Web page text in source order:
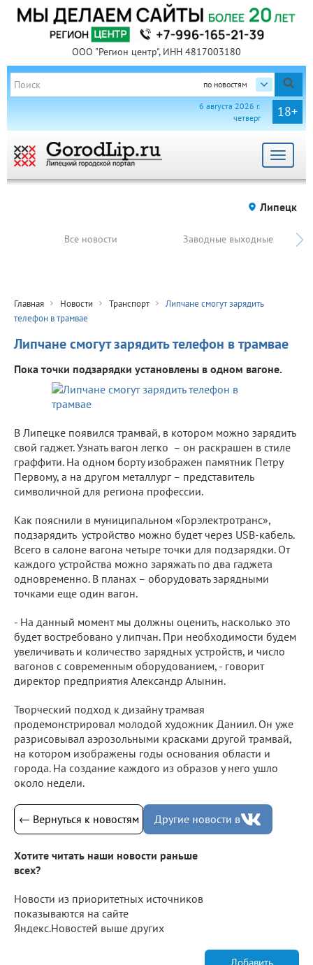
ООО "Регион центр", ИНН 4817003180
по новостям
18+
6 августа 2026 г.
четверг
Toggle
Липецк
Все новости Заводные выходные
Главная Новости Транспорт
Липчане смогут зарядить
телефон в трамвае
Липчане смогут зарядить телефон в трамвае
Пока точки подзарядки установлены в одном вагоне.
В Липецке появился трамвай, в котором можно зарядить
свой гаджет. Узнать вагон легко – он раскрашен в стиле
граффити. На одном борту изображен памятник Петру
Первому, а на другом металлург – представитель
символичной для региона профессии.
Как пояснили в муниципальном «Горэлектротранс»,
подзарядить устройство можно будет через USB-кабель.
Всего в салоне вагона четыре точки для подзарядки. От
каждого устройства можно заряжать по два гаджета
одновременно. В планах – оборудовать зарядными
точками еще один вагон.
- На данный момент мы должны оценить, насколько это
будет востребовано у липчан. При необходимости будем
увеличивать и количество зарядных устройств, и число
вагонов с современным оборудованием, - говорит
директор предприятия Александр Алынин.
Творческий подход к дизайну трамвая
продемонстрировал молодой художник Даниил. Он уже
разрисовывал аэрозольными красками другой трамвай,
на котором изображены годы основания области и
города. На создание каждого из образов у него ушло
около недели.
← Вернуться к новостям Другие новости в
Хотите читать наши новости раньше
всех?
Новости из приоритетных источников
показываются на сайте
Яндекс.Новостей выше других